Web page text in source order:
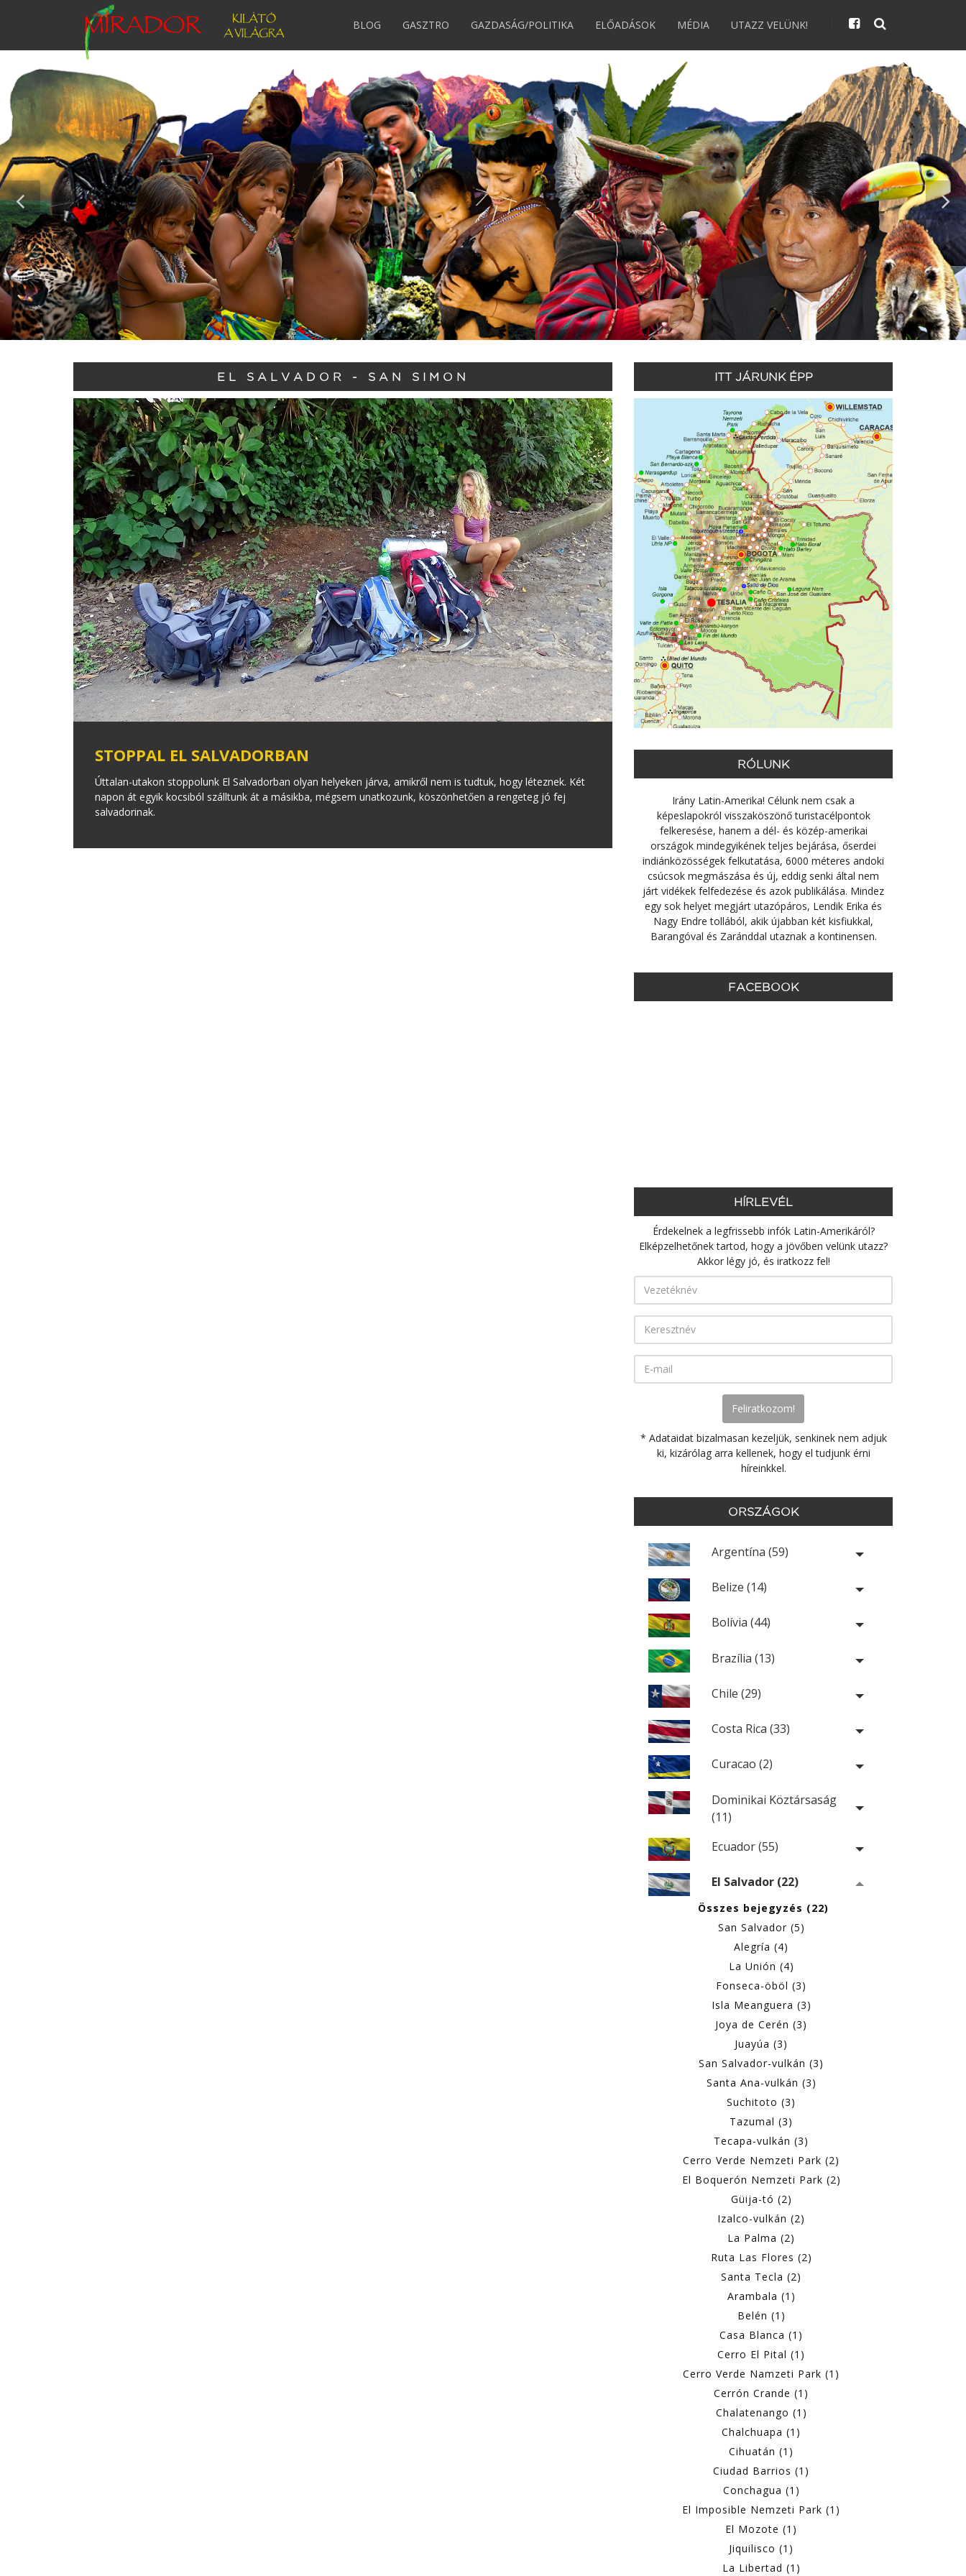
BLOG GASZTRO GAZDASÁG/POLITIKA ELŐADÁSOK MÉDIA UTAZZ VELÜNK!
EL SALVADOR - SAN SIMON
STOPPAL EL SALVADORBAN
Úttalan-utakon stoppolunk El Salvadorban olyan helyeken járva, amikről nem is tudtuk, hogy léteznek. Két
napon át egyik kocsiból szálltunk át a másikba, mégsem unatkozunk, köszönhetően a rengeteg jó fej
salvadorinak.
ITT JÁRUNK ÉPP
RÓLUNK
Irány Latin-Amerika! Célunk nem csak a
képeslapokról visszaköszönő turistacélpontok
felkeresése, hanem a dél- és közép-amerikai
országok mindegyikének teljes bejárása, őserdei
indiánközösségek felkutatása, 6000 méteres andoki
csúcsok megmászása és új, eddig senki által nem
járt vidékek felfedezése és azok publikálása. Mindez
egy sok helyet megjárt utazópáros, Lendik Erika és
Nagy Endre tollából, akik újabban két kisfiukkal,
Barangóval és Zaránddal utaznak a kontinensen.
FACEBOOK
HÍRLEVÉL
Érdekelnek a legfrissebb infók Latin-Amerikáról?
Elképzelhetőnek tartod, hogy a jövőben velünk utazz?
Akkor légy jó, és iratkozz fel!
* Adataidat bizalmasan kezeljük, senkinek nem adjuk
ki, kizárólag arra kellenek, hogy el tudjunk érni
híreinkkel.
ORSZÁGOK
Argentína (59)
Belize (14)
Bolívia (44)
Brazília (13)
Chile (29)
Costa Rica (33)
Curacao (2)
Dominikai Köztársaság
(11)
Ecuador (55)
El Salvador (22)
Összes bejegyzés (22)
San Salvador (5)
Alegría (4)
La Unión (4)
Fonseca-öböl (3)
Isla Meanguera (3)
Joya de Cerén (3)
Juayúa (3)
San Salvador-vulkán (3)
Santa Ana-vulkán (3)
Suchitoto (3)
Tazumal (3)
Tecapa-vulkán (3)
Cerro Verde Nemzeti Park (2)
El Boquerón Nemzeti Park (2)
Güija-tó (2)
Izalco-vulkán (2)
La Palma (2)
Ruta Las Flores (2)
Santa Tecla (2)
Arambala (1)
Belén (1)
Casa Blanca (1)
Cerro El Pital (1)
Cerro Verde Namzeti Park (1)
Cerrón Crande (1)
Chalatenango (1)
Chalchuapa (1)
Cihuatán (1)
Ciudad Barrios (1)
Conchagua (1)
El Imposible Nemzeti Park (1)
El Mozote (1)
Jiquilisco (1)
La Libertad (1)